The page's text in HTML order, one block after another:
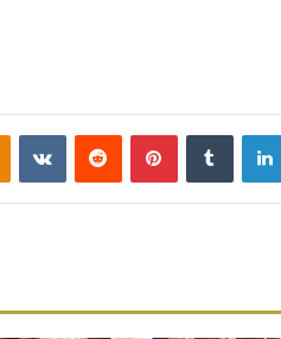
لينكدإن بينتيريست